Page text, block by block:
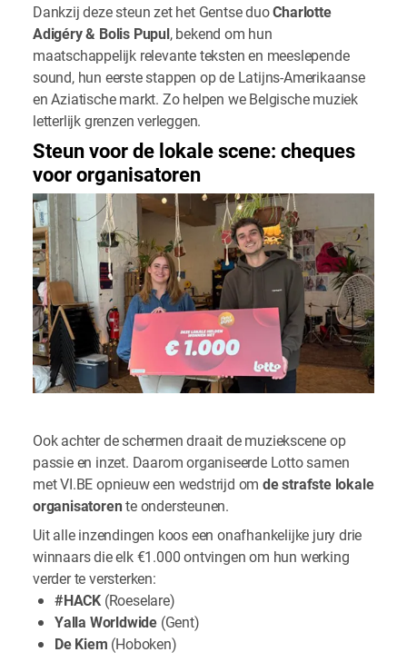
Dankzij deze steun zet het Gentse duoCharlotte
Adigéry & Bolis Pupul, bekend om hun
maatschappelijk relevante teksten en meeslepende
sound, hun eerste stappen op de Latijns-Amerikaanse
en Aziatische markt. Zo helpen we Belgische muziek
letterlijk grenzen verleggen.
Steun voor de lokale scene: cheques
voor organisatoren
Ook achter de schermen draait de muziekscene op
passie en inzet. Daarom organiseerde Lotto samen
met VI.BE opnieuw een wedstrijd omde strafste lokale
organisatorente ondersteunen.
Uit alle inzendingen koos een onafhankelijke jury drie
winnaars die elk €1.000 ontvingen om hun werking
verder te versterken:
#HACK (Roeselare)
Yalla Worldwide (Gent)
De Kiem (Hoboken)